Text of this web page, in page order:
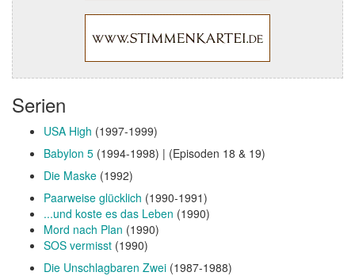
Serien
USA High (1997-1999)
Babylon 5 (1994-1998) | (Episoden 18 & 19)
Die Maske (1992)
Paarweise glücklich (1990-1991)
...und koste es das Leben (1990)
Mord nach Plan (1990)
SOS vermisst (1990)
Die Unschlagbaren Zwei (1987-1988)